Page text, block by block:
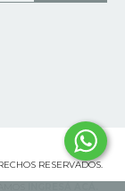
RESERVADOS.